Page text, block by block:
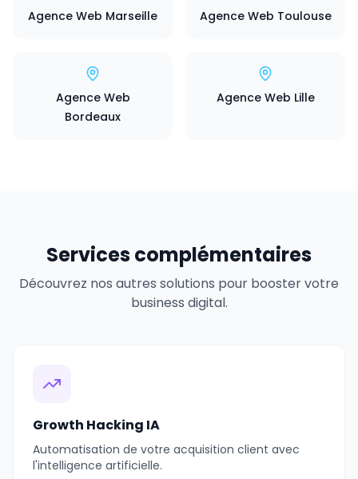
Agence Web Marseille Agence Web Toulouse
Agence Web
Bordeaux
Agence Web Lille
Services complémentaires
Découvrez nos autres solutions pour booster votre
business digital.
Growth Hacking IA
Automatisation de votre acquisition client avec
l'intelligence artificielle.